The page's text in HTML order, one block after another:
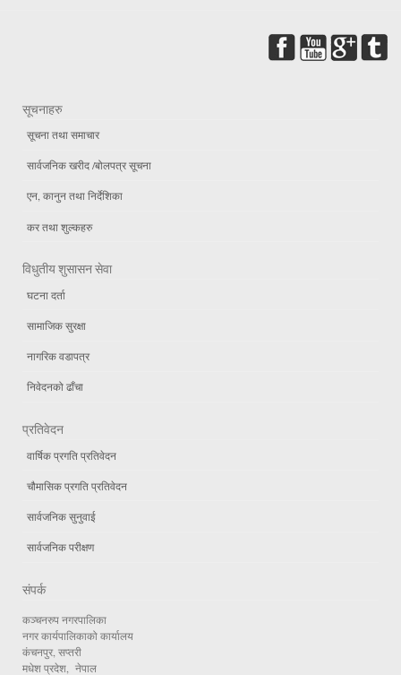
सूचनाहरु
सूचना तथा समाचार
सार्वजनिक खरीद /बोलपत्र सूचना
एन, कानुन तथा निर्देशिका
कर तथा शुल्कहरु
विधुतीय शुसासन सेवा
घटना दर्ता
सामाजिक सुरक्षा
नागरिक वडापत्र
निवेदनको ढाँचा
प्रतिवेदन
वार्षिक प्रगति प्रतिवेदन
चौमासिक प्रगति प्रतिवेदन
सार्वजनिक सुनुवाई
सार्वजनिक परीक्षण
संपर्क
कञ्चनरुप नगरपालिका
नगर कार्यपालिकाको कार्यालय
कंचनपुर, सप्तरी
मधेश प्रदेश, नेपाल